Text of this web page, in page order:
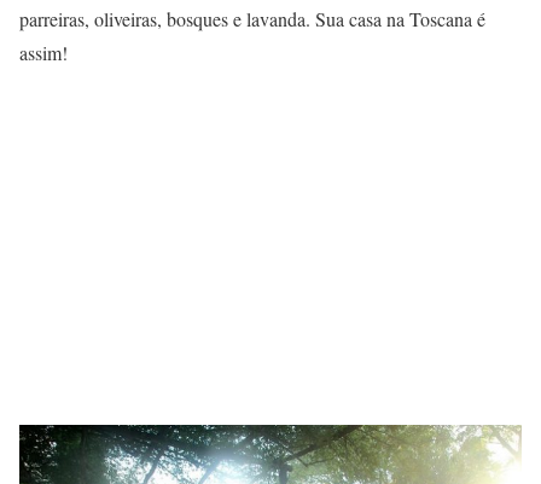
parreiras, oliveiras, bosques e lavanda. Sua casa na Toscana é
assim!